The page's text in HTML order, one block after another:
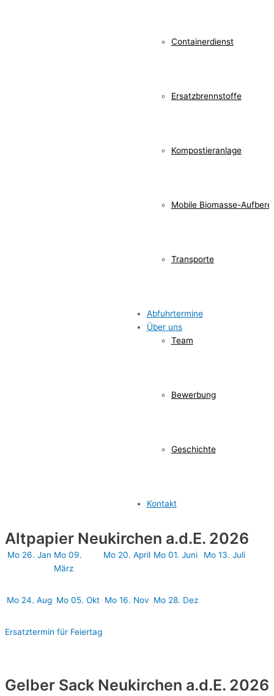
Containerdienst
Ersatzbrennstoffe
Kompostieranlage
Mobile Biomasse-
Transporte
Abfuhrtermine
Über uns
Team
Bewerbung
Geschichte
Kontakt
Altpapier Neukirchen a.d.E. 2026
Mo 26. Jan Mo 09.
März
Mo 20. April Mo 01. Juni Mo 13. Juli
Mo 24. Aug Mo 05. Okt Mo 16. Nov Mo 28. Dez
Ersatztermin für Feiertag
Gelber Sack Neukirchen a.d.E. 2026